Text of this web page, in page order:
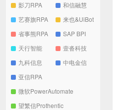
影刀RPA
和信融慧
艺赛旗RPA
来也&UiBot
省事熊RPA
SAP BPI
天行智能
壹沓科技
九科信息
中电金信
亚信RPA
微软PowerAutomate
望繁信Prothentic